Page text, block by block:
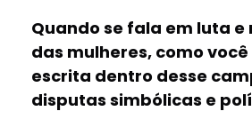
Quando se fala em luta e
das mulheres, como
escrita dentro desse
disputas simbólicas e